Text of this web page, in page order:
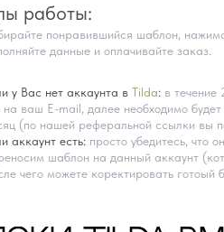
работы:
понравившийся шаблон,
данные и оплачивайте заказ.
у Вас нет аккаунта в Tilda: в
на ваш E-mail, далее необходимо
(по нашей реферальной ссылки вы
аккаунт есть: просто убедитесь, что
шаблон на данный аккаунт
чего можете коректировать готоый